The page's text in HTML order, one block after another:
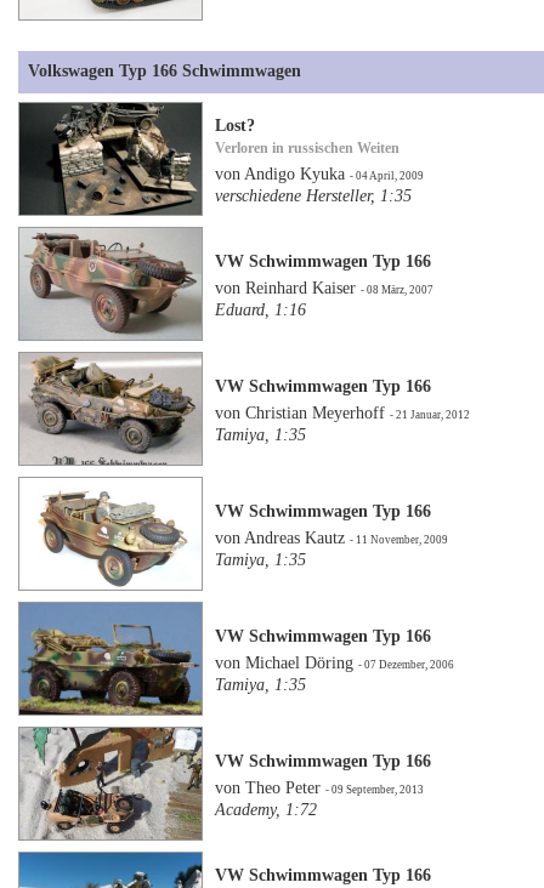
Volkswagen Typ 166 Schwimmwagen
Lost?
Verloren in russischen Weiten
von Andigo Kyuka- 04 April, 2009
verschiedene Hersteller, 1:35
VW Schwimmwagen Typ 166
von Reinhard Kaiser- 08 März, 2007
Eduard, 1:16
VW Schwimmwagen Typ 166
von Christian Meyerhoff- 21 Januar, 2012
Tamiya, 1:35
VW Schwimmwagen Typ 166
von Andreas Kautz- 11 November, 2009
Tamiya, 1:35
VW Schwimmwagen Typ 166
von Michael Döring- 07 Dezember, 2006
Tamiya, 1:35
VW Schwimmwagen Typ 166
von Theo Peter- 09 September, 2013
Academy, 1:72
VW Schwimmwagen Typ 166